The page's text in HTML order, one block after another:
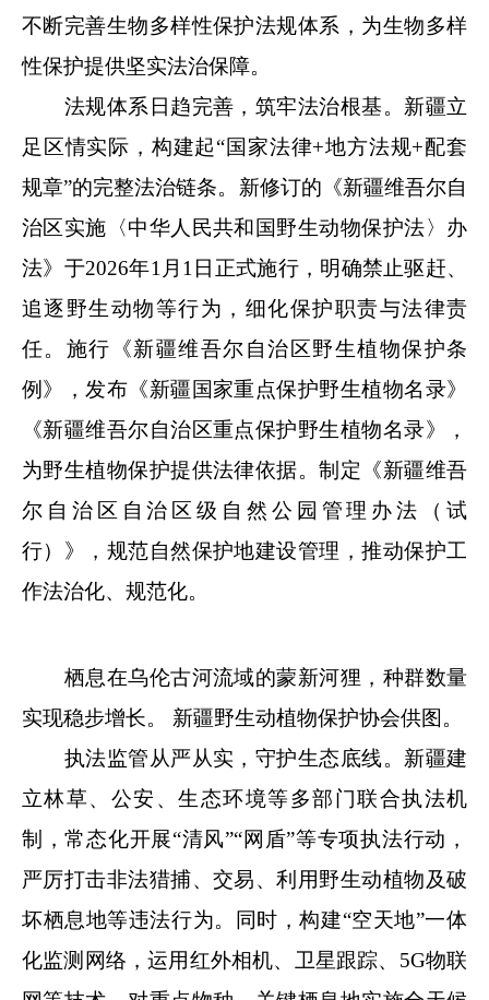
不断完善生物多样性保护法规体系，为生物多样
性保护提供坚实法治保障。
法规体系日趋完善，筑牢法治根基。新疆立
足区情实际，构建起“国家法律+地方法规+配套
规章”的完整法治链条。新修订的《新疆维吾尔自
治区实施〈中华人民共和国野生动物保护法〉办
法》于2026年1月1日正式施行，明确禁止驱赶、
追逐野生动物等行为，细化保护职责与法律责
任。施行《新疆维吾尔自治区野生植物保护条
例》，发布《新疆国家重点保护野生植物名录》
《新疆维吾尔自治区重点保护野生植物名录》，
为野生植物保护提供法律依据。制定《新疆维吾
尔自治区自治区级自然公园管理办法（试
行）》，规范自然保护地建设管理，推动保护工
作法治化、规范化。
栖息在乌伦古河流域的蒙新河狸，种群数量
实现稳步增长。 新疆野生动植物保护协会供图。
执法监管从严从实，守护生态底线。新疆建
立林草、公安、生态环境等多部门联合执法机
制，常态化开展“清风”“网盾”等专项执法行动，
严厉打击非法猎捕、交易、利用野生动植物及破
坏栖息地等违法行为。同时，构建“空天地”一体
化监测网络，运用红外相机、卫星跟踪、5G物联